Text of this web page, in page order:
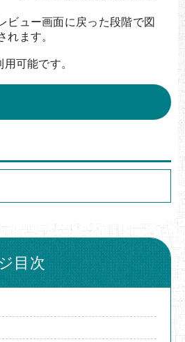
ビュー画面に戻った段階で図
れます。
可能です。
目次